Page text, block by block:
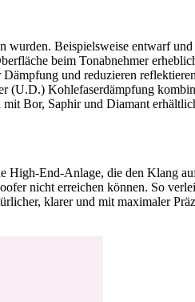
wurden. Beispielsweise entwarf
beim Tonabnehmer
und reduzieren
(U.D.) Kohlefaserdämpfung
Bor, Saphir und Diamant
High-End-Anlage, die den Klang
nicht erreichen können. So
klarer und mit maximaler